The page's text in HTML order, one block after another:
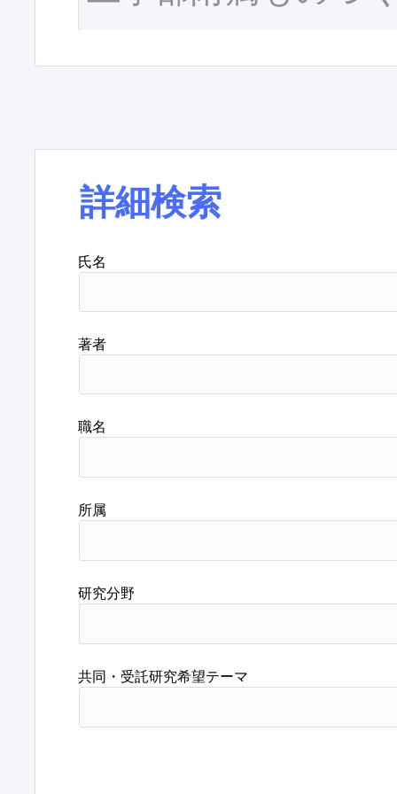
詳細検索
氏名
著者
職名
所属
研究分野
共同・受託研究希望テーマ